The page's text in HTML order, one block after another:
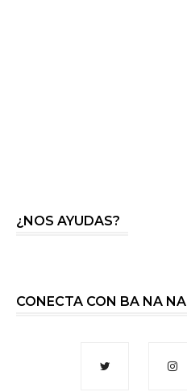
¿NOS AYUDAS?
CONECTA CON BA NA NA